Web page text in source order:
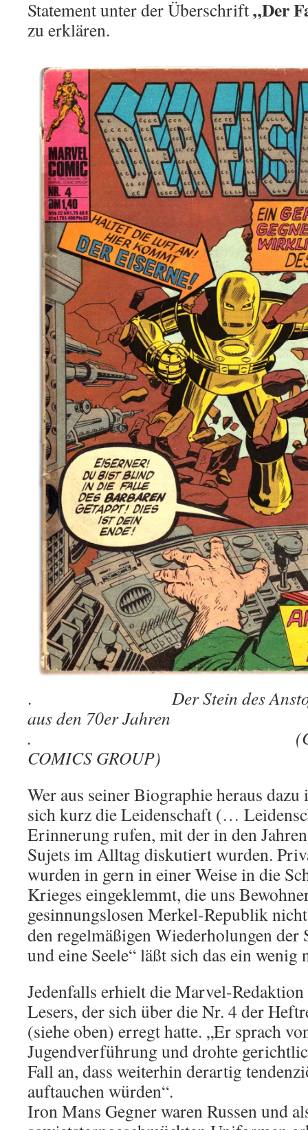
Statement unter der Überschrift„Der
zu erklären.
.
Der Stein des
aus den 70er Jahren
. (Copyright by
COMICS GROUP)
Wer aus seiner Biographie heraus
sich kurz die Leidenschaft (…
Erinnerung rufen, mit der in den
Sujets im Alltag diskutiert wurden.
wurden in gern in einer Weise in die
Krieges eingeklemmt, die uns
gesinnungslosen Merkel-Republik
den regelmäßigen Wiederholungen der
und eine Seele“ läßt sich das ein wenig
Jedenfalls erhielt die Marvel-
Lesers, der sich über die Nr. 4 der
(siehe oben) erregt hatte. „Er sprach
Jugendverführung und drohte
Fall an, dass weiterhin derartig
auftauchen würden“.
Iron Mans Gegner waren Russen und